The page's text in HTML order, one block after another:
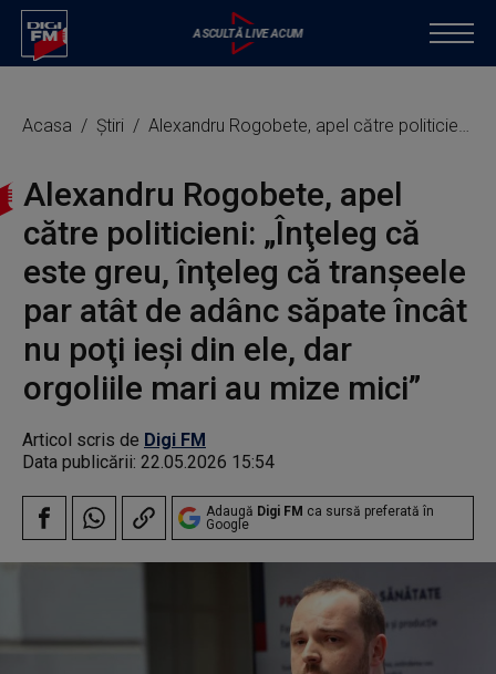
Acasa Știri Alexandru Rogobete, apel către politicieni: „Înţeleg că este greu, înţeleg că tranşeele par atât de adânc săpate încât nu poţi ieşi din ele, dar orgoliile mari au mize mici”
Alexandru Rogobete, apel
către politicieni: „Înţeleg că
este greu, înţeleg că tranşeele
par atât de adânc săpate încât
nu poţi ieşi din ele, dar
orgoliile mari au mize mici”
Articol scris de Digi FM
Data publicării: 22.05.2026 15:54
Adaugă Digi FM ca sursă preferată în
Google